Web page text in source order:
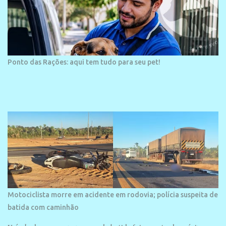
Ponto das Rações: aqui tem tudo para seu pet!
Motociclista morre em acidente em rodovia; polícia suspeita de
batida com caminhão